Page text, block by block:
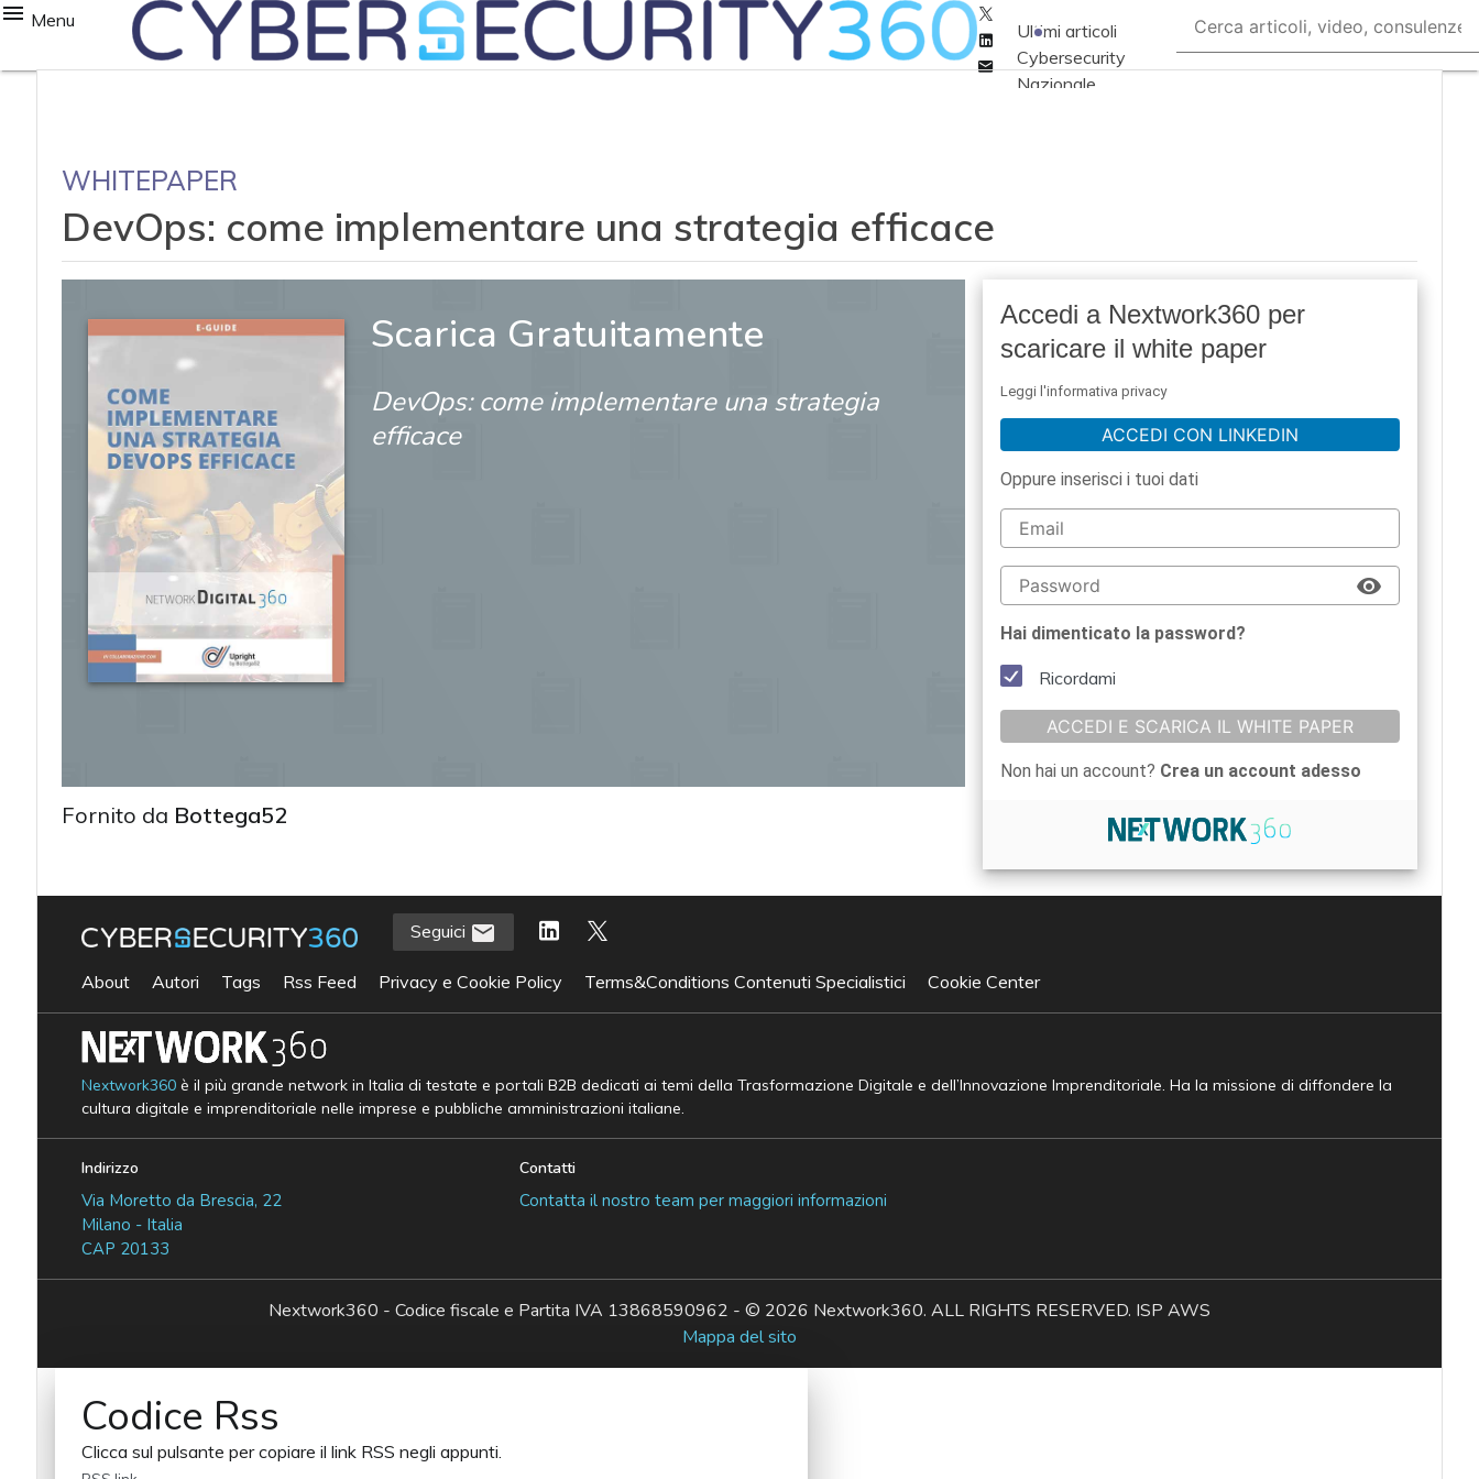
Menu
Linkedin
Email
Ultimi articoli
Cybersecurity
Nazionale
Cultura cyber
analisi Cyber
sicurezza e privacy
Chi siamo
WHITEPAPER
DevOps: come implementare una strategia efficace
Scarica Gratuitamente
DevOps: come implementare una strategia
efficace
Fornito da Bottega52
Accedi a Nextwork360 per
scaricare il white paper
Leggi l'informativa privacy
ACCEDI CON LINKEDIN
Oppure inserisci i tuoi dati
Hai dimenticato la password?
Ricordami
ACCEDI E SCARICA IL WHITE PAPER
Non hai un account? Crea un account adesso
Seguici
About Autori Tags Rss Feed Privacy e Cookie Policy Terms&Conditions Contenuti Specialistici Cookie Center
Nextwork360è il più grande network in Italia di testate e portali B2B dedicati ai temi della Trasformazione Digitale e dell’Innovazione Imprenditoriale. Ha la missione di diffondere la
cultura digitale e imprenditoriale nelle imprese e pubbliche amministrazioni italiane.
Indirizzo
Via Moretto da Brescia, 22
Milano - Italia
CAP 20133
Contatti
Contatta il nostro team per maggiori informazioni
Nextwork360 - Codice fiscale e Partita IVA 13868590962 - © 2026 Nextwork360. ALL RIGHTS RESERVED. ISP AWS
Mappa del sito
Codice Rss
Clicca sul pulsante per copiare il link RSS negli appunti.